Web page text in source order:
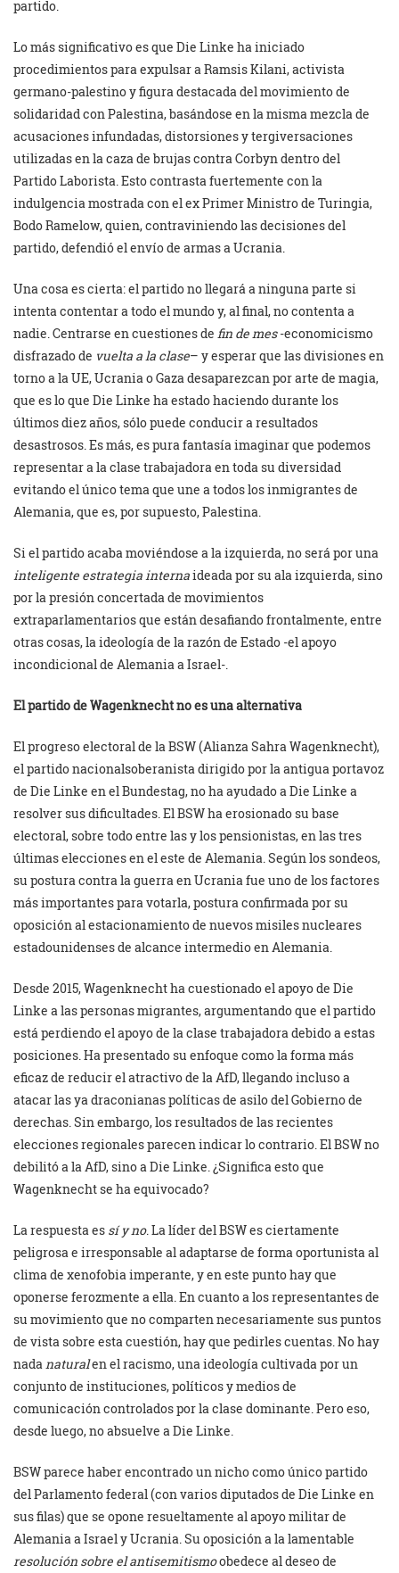
partido.
Lo más significativo es que Die Linke ha iniciado
procedimientos para expulsar a Ramsis Kilani, activista
germano-palestino y figura destacada del movimiento de
solidaridad con Palestina, basándose en la misma mezcla de
acusaciones infundadas, distorsiones y tergiversaciones
utilizadas en la caza de brujas contra Corbyn dentro del
Partido Laborista. Esto contrasta fuertemente con la
indulgencia mostrada con el ex Primer Ministro de Turingia,
Bodo Ramelow, quien, contraviniendo las decisiones del
partido, defendió el envío de armas a Ucrania.
Una cosa es cierta: el partido no llegará a ninguna parte si
intenta contentar a todo el mundo y, al final, no contenta a
nadie. Centrarse en cuestiones de fin de mes-economicismo
disfrazado de vuelta a la clase– y esperar que las divisiones en
torno a la UE, Ucrania o Gaza desaparezcan por arte de magia,
que es lo que Die Linke ha estado haciendo durante los
últimos diez años, sólo puede conducir a resultados
desastrosos. Es más, es pura fantasía imaginar que podemos
representar a la clase trabajadora en toda su diversidad
evitando el único tema que une a todos los inmigrantes de
Alemania, que es, por supuesto, Palestina.
Si el partido acaba moviéndose a la izquierda, no será por una
inteligente estrategia internaideada por su ala izquierda, sino
por la presión concertada de movimientos
extraparlamentarios que están desafiando frontalmente, entre
otras cosas, la ideología de la razón de Estado -el apoyo
incondicional de Alemania a Israel-.
El partido de Wagenknecht no es una alternativa
El progreso electoral de la BSW (Alianza Sahra Wagenknecht),
el partido nacionalsoberanista dirigido por la antigua portavoz
de Die Linke en el Bundestag, no ha ayudado a Die Linke a
resolver sus dificultades. El BSW ha erosionado su base
electoral, sobre todo entre las y los pensionistas, en las tres
últimas elecciones en el este de Alemania. Según los sondeos,
su postura contra la guerra en Ucrania fue uno de los factores
más importantes para votarla, postura confirmada por su
oposición al estacionamiento de nuevos misiles nucleares
estadounidenses de alcance intermedio en Alemania.
Desde 2015, Wagenknecht ha cuestionado el apoyo de Die
Linke a las personas migrantes, argumentando que el partido
está perdiendo el apoyo de la clase trabajadora debido a estas
posiciones. Ha presentado su enfoque como la forma más
eficaz de reducir el atractivo de la AfD, llegando incluso a
atacar las ya draconianas políticas de asilo del Gobierno de
derechas. Sin embargo, los resultados de las recientes
elecciones regionales parecen indicar lo contrario. El BSW no
debilitó a la AfD, sino a Die Linke. ¿Significa esto que
Wagenknecht se ha equivocado?
La respuesta es sí y no. La líder del BSW es ciertamente
peligrosa e irresponsable al adaptarse de forma oportunista al
clima de xenofobia imperante, y en este punto hay que
oponerse ferozmente a ella. En cuanto a los representantes de
su movimiento que no comparten necesariamente sus puntos
de vista sobre esta cuestión, hay que pedirles cuentas. No hay
nada naturalen el racismo, una ideología cultivada por un
conjunto de instituciones, políticos y medios de
comunicación controlados por la clase dominante. Pero eso,
desde luego, no absuelve a Die Linke.
BSW parece haber encontrado un nicho como único partido
del Parlamento federal (con varios diputados de Die Linke en
sus filas) que se opone resueltamente al apoyo militar de
Alemania a Israel y Ucrania. Su oposición a la lamentable
resolución sobre el antisemitismoobedece al deseo de